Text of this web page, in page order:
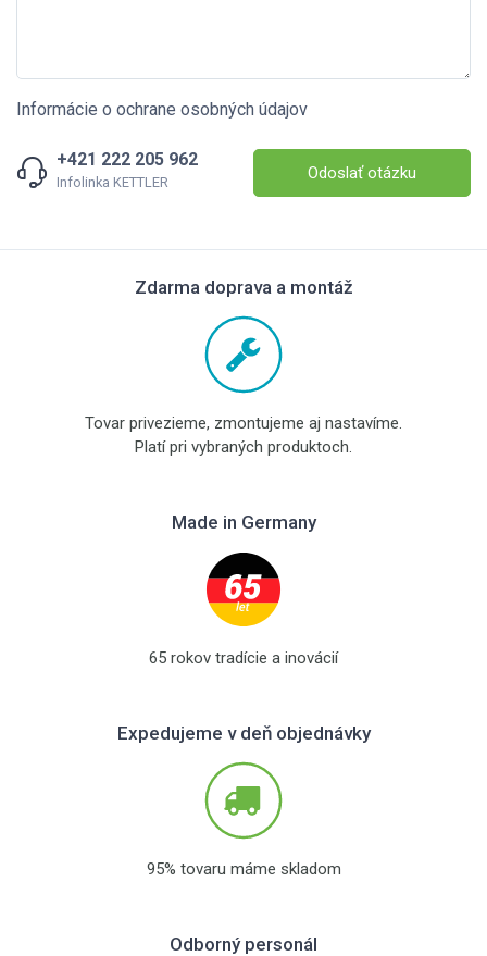
Informácie o ochrane osobných údajov
+421 222 205 962
Infolinka KETTLER Odoslať otázku
Zdarma doprava a montáž
Tovar privezieme, zmontujeme aj nastavíme.
Platí pri vybraných produktoch.
Made in Germany
65 rokov tradície a inovácií
Expedujeme v deň objednávky
95% tovaru máme skladom
Odborný personál